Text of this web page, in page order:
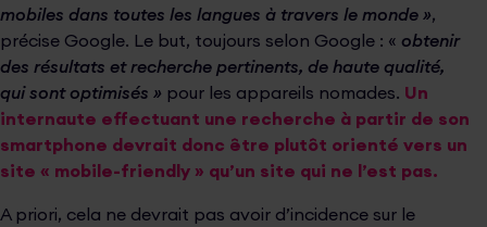
mobiles dans toutes les langues à travers le monde »,
précise Google. Le but, toujours selon Google : « obtenir
des résultats et recherche pertinents, de haute qualité,
qui sont optimisés » pour les appareils nomades. Un
internaute effectuant une recherche à partir de son
smartphone devrait donc être plutôt orienté vers un
site « mobile-friendly » qu’un site qui ne l’est pas.
A priori, cela ne devrait pas avoir d’incidence sur le